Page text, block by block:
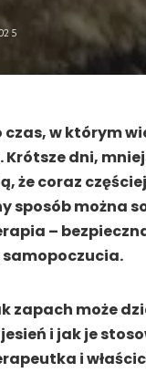
czas, w którym
dni,
że coraz
sposób można
–
zapach może
i jak je
i